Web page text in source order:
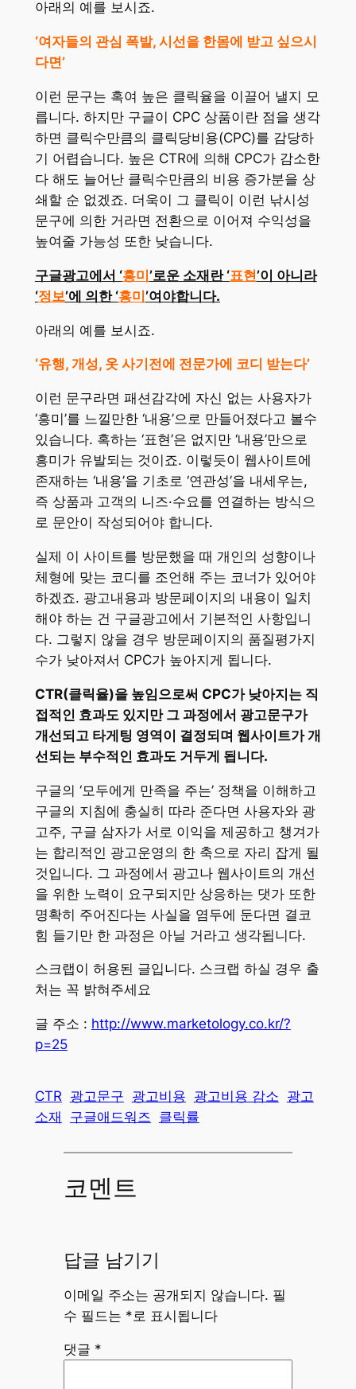
아래의 예를 보시죠.
‘여자들의 관심 폭발, 시선을 한몸에 받고 싶으시
다면’
이런 문구는 혹여 높은 클릭율을 이끌어 낼지 모
릅니다. 하지만 구글이 CPC 상품이란 점을 생각
하면 클릭수만큼의 클릭당비용(CPC)를 감당하
기 어렵습니다. 높은 CTR에 의해 CPC가 감소한
다 해도 늘어난 클릭수만큼의 비용 증가분을 상
쇄할 순 없겠죠. 더욱이 그 클릭이 이런 낚시성
문구에 의한 거라면 전환으로 이어져 수익성을
높여줄 가능성 또한 낮습니다.
구글광고에서 ‘흥미’로운 소재란 ‘표현’이 아니라
‘정보’에 의한 ‘흥미’여야합니다.
아래의 예를 보시죠.
‘유행, 개성, 옷 사기전에 전문가에 코디 받는다’
이런 문구라면 패션감각에 자신 없는 사용자가
‘흥미’를 느낄만한 ‘내용’으로 만들어졌다고 볼수
있습니다. 혹하는 ‘표현’은 없지만 ‘내용’만으로
흥미가 유발되는 것이죠. 이렇듯이 웹사이트에
존재하는 ‘내용’을 기초로 ‘연관성’을 내세우는,
즉 상품과 고객의 니즈·수요를 연결하는 방식으
로 문안이 작성되어야 합니다.
실제 이 사이트를 방문했을 때 개인의 성향이나
체형에 맞는 코디를 조언해 주는 코너가 있어야
하겠죠. 광고내용과 방문페이지의 내용이 일치
해야 하는 건 구글광고에서 기본적인 사항입니
다. 그렇지 않을 경우 방문페이지의 품질평가지
수가 낮아져서 CPC가 높아지게 됩니다.
CTR(클릭율)을 높임으로써 CPC가 낮아지는 직
접적인 효과도 있지만 그 과정에서 광고문구가
개선되고 타게팅 영역이 결정되며 웹사이트가 개
선되는 부수적인 효과도 거두게 됩니다.
구글의 ‘모두에게 만족을 주는’ 정책을 이해하고
구글의 지침에 충실히 따라 준다면 사용자와 광
고주, 구글 삼자가 서로 이익을 제공하고 챙겨가
는 합리적인 광고운영의 한 축으로 자리 잡게 될
것입니다. 그 과정에서 광고나 웹사이트의 개선
을 위한 노력이 요구되지만 상응하는 댓가 또한
명확히 주어진다는 사실을 염두에 둔다면 결코
힘 들기만 한 과정은 아닐 거라고 생각됩니다.
스크랩이 허용된 글입니다. 스크랩 하실 경우 출
처는 꼭 밝혀주세요
글 주소 : http://www.marketology.co.kr/?
p=25
CTR 광고문구 광고비용 광고비용 감소 광고
소재
구글애드워즈 클릭률
코멘트
답글 남기기
이메일 주소는 공개되지 않습니다. 필
수 필드는 * 로 표시됩니다
댓글 *